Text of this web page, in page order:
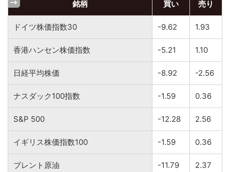
銘柄 買い 売り
ドイツ株価指数30 -9.62 1.93
香港ハンセン株価指数 -5.21 1.10
日経平均株価 -8.92 -2.56
ナスダック100指数 -1.59 0.36
S&P 500 -12.28 2.56
イギリス株価指数100 -1.59 0.36
ブレント原油 -11.79 2.37